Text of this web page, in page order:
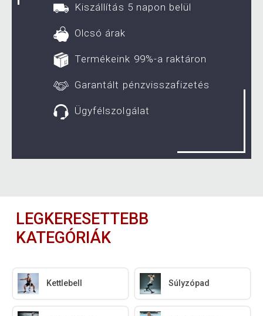
Kiszállítás 5 napon belül
Olcsó árak
Termékeink 99%-a raktáron
Garantált pénzvisszafizetés
Ügyfélszolgálat
LEGKERESETTEBB
KATEGÓRIÁK
Kettlebell Súlyzópad